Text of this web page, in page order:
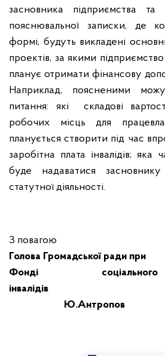
засновника підприємства та
пояснювальної записки, де
формі, будуть викладені
проектів, за якими
планує отримати фінансову
Наприклад, поясненими
питання: які
складові
робочих місць для
планується створити під час
заробітна плата інвалідів; яка
буде надаватися
статутної діяльності.
З повагою
Голова Громадської ради при
Фонді
інвалідів
Ю.Антропов